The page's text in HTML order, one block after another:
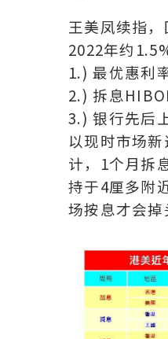
王美凤续指
2022年约
1.) 最优惠利
2.) 拆息
3.) 银行先后
以现时市场
计，1个月拆
持于4厘多附
场按息才会掉